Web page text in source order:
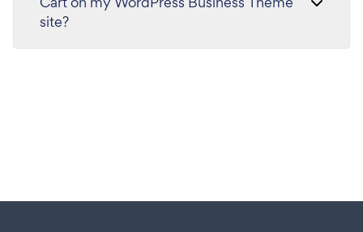
site?